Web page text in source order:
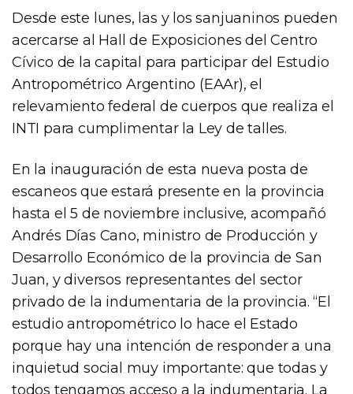
Desde este lunes, las y los sanjuaninos pueden
acercarse al Hall de Exposiciones del Centro
Cívico de la capital para participar del Estudio
Antropométrico Argentino (EAAr), el
relevamiento federal de cuerpos que realiza el
INTI para cumplimentar la Ley de talles.
En la inauguración de esta nueva posta de
escaneos que estará presente en la provincia
hasta el 5 de noviembre inclusive, acompañó
Andrés Días Cano, ministro de Producción y
Desarrollo Económico de la provincia de San
Juan, y diversos representantes del sector
privado de la indumentaria de la provincia. “El
estudio antropométrico lo hace el Estado
porque hay una intención de responder a una
inquietud social muy importante: que todas y
todos tengamos acceso a la indumentaria. La